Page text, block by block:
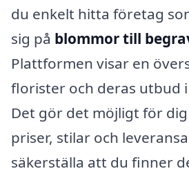
du enkelt hitta företag
sig på blommor till
Plattformen visar en
florister och deras utbud
Det gör det möjligt för
priser, stilar och
säkerställa att du finner